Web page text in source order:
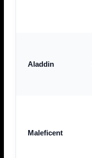
Aladdin
Maleficent